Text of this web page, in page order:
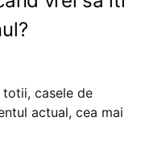
casele de
actual, cea mai